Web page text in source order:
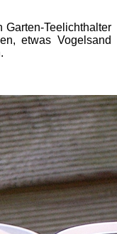
Garten-Teelichthalter
etwas Vogelsand